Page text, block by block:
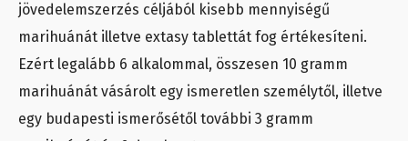
jövedelemszerzés céljából kisebb mennyiségű
marihuánát illetve extasy tablettát fog értékesíteni.
Ezért legalább 6 alkalommal, összesen 10 gramm
marihuánát vásárolt egy ismeretlen személytől, illetve
egy budapesti ismerősétől további 3 gramm